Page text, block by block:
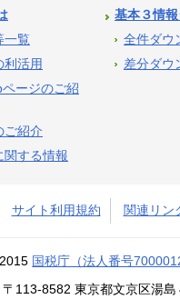
一覧
利活用
ージのご紹
ご紹介
関する情報
基本３情
全件ダウ
差分ダウ
サイト利用規約 関連リン
国税庁（法人番号
〒113-8582 東京都文京区湯